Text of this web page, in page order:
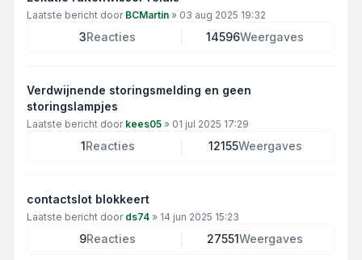
Laatste bericht door BCMartin » 03 aug 2025 19:32
3Reacties 14596Weergaves
Verdwijnende storingsmelding en geen
storingslampjes
Laatste bericht door kees05 » 01 jul 2025 17:29
1Reacties 12155Weergaves
contactslot blokkeert
Laatste bericht door ds74 » 14 jun 2025 15:23
9Reacties 27551Weergaves